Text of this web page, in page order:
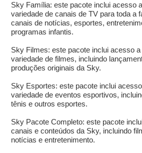
Sky Família: este pacote inclui acesso
variedade de canais de TV para toda a
canais de notícias, esportes,
programas infantis.
Sky Filmes: este pacote inclui acesso
variedade de filmes, incluindo
produções originais da Sky.
Sky Esportes: este pacote inclui
variedade de eventos esportivos,
tênis e outros esportes.
Sky Pacote Completo: este pacote
canais e conteúdos da Sky, incluindo
notícias e entretenimento.